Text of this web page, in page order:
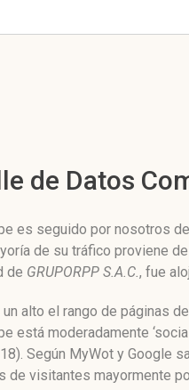
de Datos
es seguido por nosotros
de su tráfico proviene
de GRUPORPP S.A.C., fue
un alto el rango de páginas
está moderadamente
Según MyWot y Google
de visitantes mayormente